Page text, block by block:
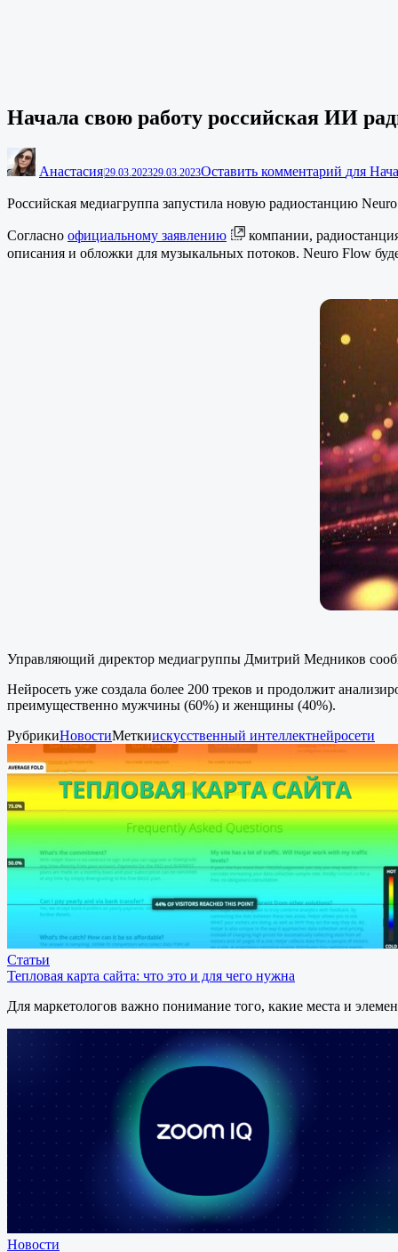
Начала свою работу российская ИИ
Анастасия29.03.202329.03.2023Оставить комментарий для
Российская медиагруппа запустила новую радиостанцию
Согласно официальному заявлению
компании,
описания и обложки для музыкальных потоков. Neuro Flow
Управляющий директор медиагруппы Дмитрий Медников
Нейросеть уже создала более 200 треков и продолжит
преимущественно мужчины (60%) и женщины (40%).
РубрикиНовостиМеткиискусственный интеллектнейросети
Статьи
Тепловая карта сайта: что это и для чего нужна
Для маркетологов важно понимание того, какие места и
Новости